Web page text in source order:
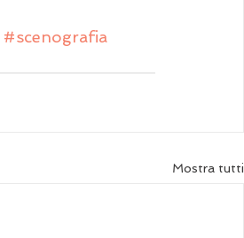
#scenografia
Mostra tutti